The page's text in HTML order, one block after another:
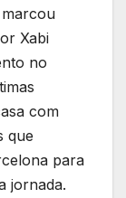
Xabi
no
com
que
para
jornada.